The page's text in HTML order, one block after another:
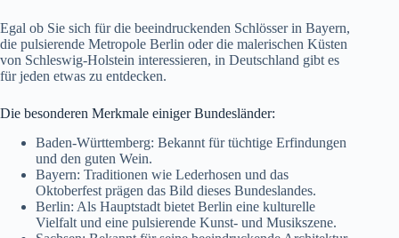
Egal ob Sie sich für die beeindruckenden Schlösser in Bayern,
die pulsierende Metropole Berlin oder die malerischen Küsten
von Schleswig-Holstein interessieren, in Deutschland gibt es
für jeden etwas zu entdecken.
Die besonderen Merkmale einiger Bundesländer:
Baden-Württemberg: Bekannt für tüchtige Erfindungen
und den guten Wein.
Bayern: Traditionen wie Lederhosen und das
Oktoberfest prägen das Bild dieses Bundeslandes.
Berlin: Als Hauptstadt bietet Berlin eine kulturelle
Vielfalt und eine pulsierende Kunst- und Musikszene.